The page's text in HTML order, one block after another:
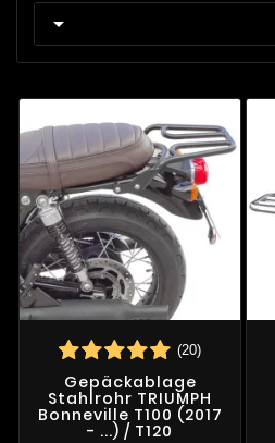

(20)
Gepäckablage
Stahlrohr TRIUMPH
Bonneville T100 (2017
- ...) / T120